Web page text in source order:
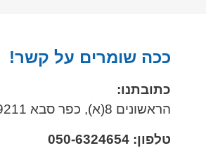
ככה שומרים על קשר!
כתובתנו:
הראשונים 8(א), כפר סבא 4439211
טלפון: 050-6324654